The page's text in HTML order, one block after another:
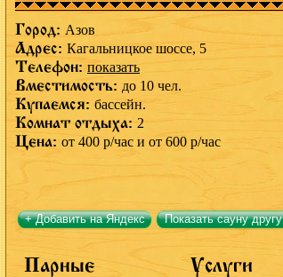
Город: Азов
Адрес: Кагальницкое шоссе, 5
Телефон: показать
Вместимость: до 10 чел.
Купаемся: бассейн.
Комнат отдыха: 2
Цена: от 400 р/час и от 600 р/час
+ Добавить на Яндекс Показать сауну другу
Парные Услуги